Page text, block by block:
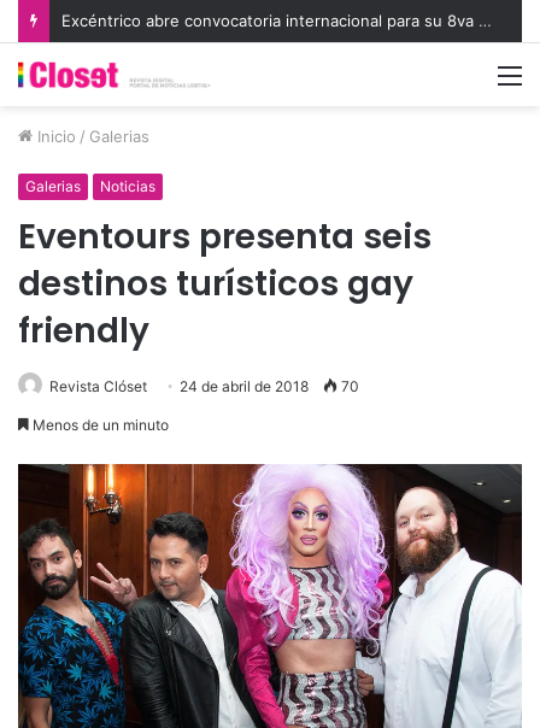
Excéntrico abre convocatoria internacional para su 8va edición e invita a exhibir nuevas miradas
Inicio / Galerias
Galerias Noticias
Eventours presenta seis
destinos turísticos gay
friendly
Revista Clóset 24 de abril de 2018 70
Menos de un minuto